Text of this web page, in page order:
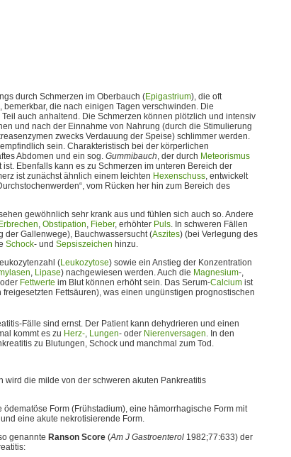
durch Schmerzen im Oberbauch (Epigastrium), die oft
die nach einigen Tagen verschwinden. Die
auch anhaltend. Die Schmerzen können plötzlich und intensiv
und nach der Einnahme von Nahrung (durch die Stimulierung
zwecks Verdauung der Speise) schlimmer werden.
sein. Charakteristisch bei der körperlichen
Abdomen und ein sog. Gummibauch, der durch Meteorismus
Ebenfalls kann es zu Schmerzen im unteren Bereich der
ist zunächst ähnlich einem leichten Hexenschuss, entwickelt
vom Rücken her hin zum Bereich des
gewöhnlich sehr krank aus und fühlen sich auch so. Andere
Erbrechen, Obstipation, Fieber, erhöhter Puls. In schweren Fällen
der Gallenwege), Bauchwassersucht (Aszites) (bei Verlegung des
Schock- und Sepsiszeichen hinzu.
(Leukozytose) sowie ein Anstieg der Konzentration
, Lipase) nachgewiesen werden. Auch die Magnesium-,
Fettwerte im Blut können erhöht sein. Das Serum-Calcium ist
Fettsäuren), was einen ungünstigen prognostischen
Fälle sind ernst. Der Patient kann dehydrieren und einen
kommt es zu Herz-, Lungen- oder Nierenversagen. In den
zu Blutungen, Schock und manchmal zum Tod.
wird die milde von der schweren akuten Pankreatitis
Form (Frühstadium), eine hämorrhagische Form mit
eine akute nekrotisierende Form.
genannte Ranson Score (Am J Gastroenterol 1982;77:633) der